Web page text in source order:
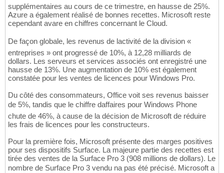
supplémentaires au cours de ce trimestre, en hausse de 25%.
Azure a également réalisé de bonnes recettes. Microsoft reste
cependant avare en chiffres concernant le Cloud.
De façon globale, les revenus de lactivité de la division «
entreprises » ont progressé de 10%, à 12,28 milliards de
dollars. Les serveurs et services associés ont enregistré une
hausse de 13%. Une augmentation de 10% est également
constatée pour les ventes de licences pour Windows Pro.
Du côté des consommateurs, Office voit ses revenus baisser
de 5%, tandis que le chiffre daffaires pour Windows Phone
chute de 46%, à cause de la décision de Microsoft de réduire
les frais de licences pour les constructeurs.
Pour la première fois, Microsoft présente des marges positives
pour ses dispositifs Surface. La majeure partie des recettes est
tirée des ventes de la Surface Pro 3 (908 millions de dollars). Le
nombre de Surface Pro 3 vendu na pas été précisé. Microsoft a